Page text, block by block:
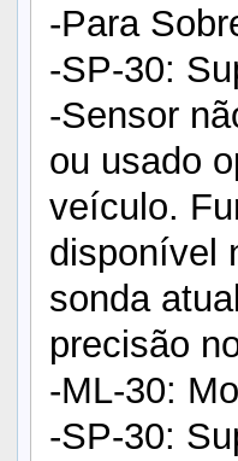
-Para
-SP-30:
-Sensor
ou usado
veículo.
disponível
sonda
precisão
-ML-30:
-SP-30: